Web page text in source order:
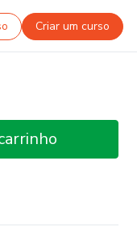
Criar um curso